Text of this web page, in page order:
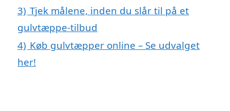
3) Tjek målene, inden du slår til på et
gulvtæppe-tilbud
4) Køb gulvtæpper online – Se udvalget
her!